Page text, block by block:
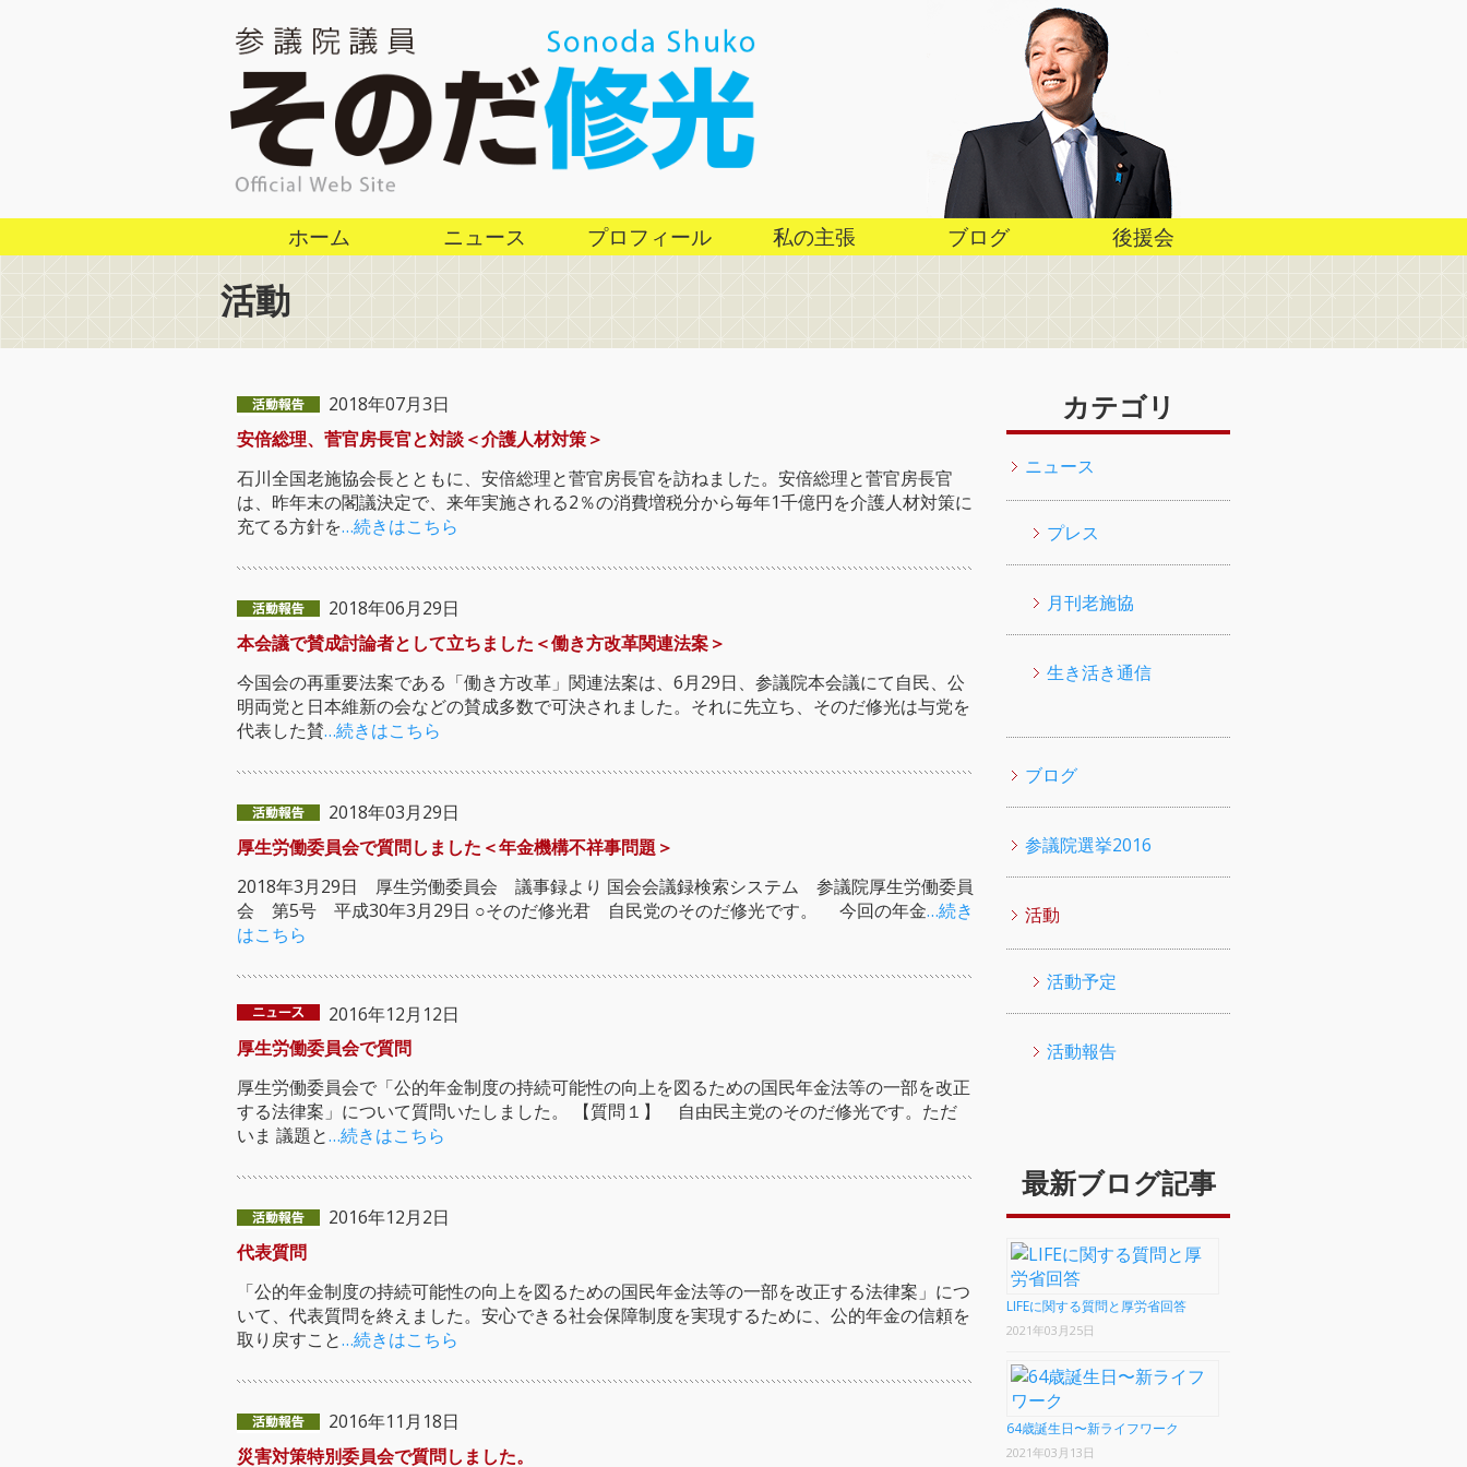
ホーム ニュース プロフィール 私の主張 ブログ 後援会
活動
2018年07月3日
安倍総理、菅官房長官と対談＜介護人材対策＞
石川全国老施協会長とともに、安倍総理と菅官房長官を訪ねました。安倍総理と菅官房長官
は、昨年末の閣議決定で、来年実施される2％の消費増税分から毎年1千億円を介護人材対策に
充てる方針を…続きはこちら
2018年06月29日
本会議で賛成討論者として立ちました＜働き方改革関連法案＞
今国会の再重要法案である「働き方改革」関連法案は、6月29日、参議院本会議にて自民、公
明両党と日本維新の会などの賛成多数で可決されました。それに先立ち、そのだ修光は与党を
代表した賛…続きはこちら
2018年03月29日
厚生労働委員会で質問しました＜年金機構不祥事問題＞
2018年3月29日 厚生労働委員会 議事録より 国会会議録検索システム 参議院厚生労働委員
会 第5号 平成30年3月29日 ○そのだ修光君 自民党のそのだ修光です。 今回の年金…続き
はこちら
2016年12月12日
厚生労働委員会で質問
厚生労働委員会で「公的年金制度の持続可能性の向上を図るための国民年金法等の一部を改正
する法律案」について質問いたしました。 【質問１】 自由民主党のそのだ修光です。ただ
いま 議題と…続きはこちら
2016年12月2日
代表質問
「公的年金制度の持続可能性の向上を図るための国民年金法等の一部を改正する法律案」につ
いて、代表質問を終えました。安心できる社会保障制度を実現するために、公的年金の信頼を
取り戻すこと…続きはこちら
2016年11月18日
災害対策特別委員会で質問しました。
カテゴリ
ニュース
プレス
月刊老施協
生き活き通信
ブログ
参議院選挙2016
活動
活動予定
活動報告
最新ブログ記事
LIFEに関する質問と厚労省回答
2021年03月25日
64歳誕生日〜新ライフワーク
2021年03月13日